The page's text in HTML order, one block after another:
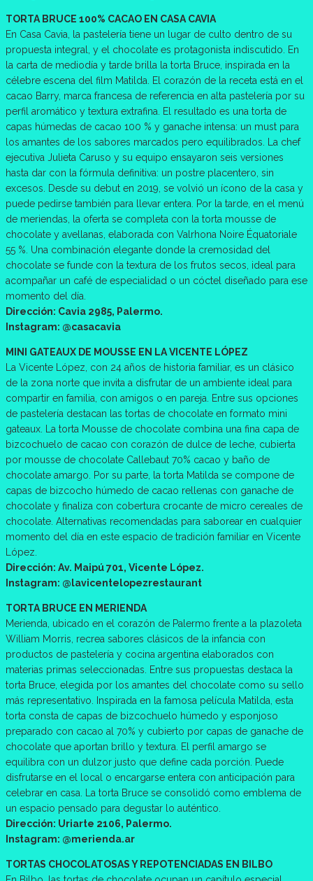
TORTA BRUCE 100% CACAO EN CASA CAVIA
En Casa Cavia, la pastelería tiene un lugar de culto dentro de su
propuesta integral, y el chocolate es protagonista indiscutido. En
la carta de mediodía y tarde brilla la torta Bruce, inspirada en la
célebre escena del film Matilda. El corazón de la receta está en el
cacao Barry, marca francesa de referencia en alta pastelería por su
perfil aromático y textura extrafina. El resultado es una torta de
capas húmedas de cacao 100 % y ganache intensa: un must para
los amantes de los sabores marcados pero equilibrados. La chef
ejecutiva Julieta Caruso y su equipo ensayaron seis versiones
hasta dar con la fórmula definitiva: un postre placentero, sin
excesos. Desde su debut en 2019, se volvió un ícono de la casa y
puede pedirse también para llevar entera. Por la tarde, en el menú
de meriendas, la oferta se completa con la torta mousse de
chocolate y avellanas, elaborada con Valrhona Noire Équatoriale
55 %. Una combinación elegante donde la cremosidad del
chocolate se funde con la textura de los frutos secos, ideal para
acompañar un café de especialidad o un cóctel diseñado para ese
momento del día.
Dirección: Cavia 2985, Palermo.
Instagram: @casacavia
MINI GATEAUX DE MOUSSE EN LA VICENTE LÓPEZ
La Vicente López, con 24 años de historia familiar, es un clásico
de la zona norte que invita a disfrutar de un ambiente ideal para
compartir en familia, con amigos o en pareja. Entre sus opciones
de pastelería destacan las tortas de chocolate en formato mini
gateaux. La torta Mousse de chocolate combina una fina capa de
bizcochuelo de cacao con corazón de dulce de leche, cubierta
por mousse de chocolate Callebaut 70% cacao y baño de
chocolate amargo. Por su parte, la torta Matilda se compone de
capas de bizcocho húmedo de cacao rellenas con ganache de
chocolate y finaliza con cobertura crocante de micro cereales de
chocolate. Alternativas recomendadas para saborear en cualquier
momento del día en este espacio de tradición familiar en Vicente
López.
Dirección: Av. Maipú 701, Vicente López.
Instagram: @lavicentelopezrestaurant
TORTA BRUCE EN MERIENDA
Merienda, ubicado en el corazón de Palermo frente a la plazoleta
William Morris, recrea sabores clásicos de la infancia con
productos de pastelería y cocina argentina elaborados con
materias primas seleccionadas. Entre sus propuestas destaca la
torta Bruce, elegida por los amantes del chocolate como su sello
más representativo. Inspirada en la famosa película Matilda, esta
torta consta de capas de bizcochuelo húmedo y esponjoso
preparado con cacao al 70% y cubierto por capas de ganache de
chocolate que aportan brillo y textura. El perfil amargo se
equilibra con un dulzor justo que define cada porción. Puede
disfrutarse en el local o encargarse entera con anticipación para
celebrar en casa. La torta Bruce se consolidó como emblema de
un espacio pensado para degustar lo auténtico.
Dirección: Uriarte 2106, Palermo.
Instagram: @merienda.ar
TORTAS CHOCOLATOSAS Y REPOTENCIADAS EN BILBO